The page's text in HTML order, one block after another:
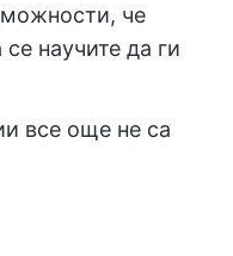
че
научите да ги
все още не са